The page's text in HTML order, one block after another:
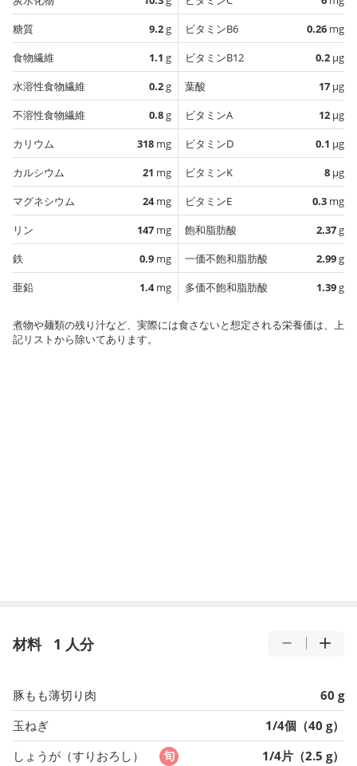
糖質
9.2g
食物繊維
1.1 g
水溶性食物繊維
0.2g
不溶性食物繊維
0.8g
カリウム
318 mg
カルシウム
21 mg
マグネシウム
24mg
リン
147 mg
鉄
0.9 mg
亜鉛
1.4mg
ビタミンB6
0.26 mg
ビタミンB12
0.2 µg
葉酸
17 µg
ビタミンA
12 µg
ビタミンD
0.1 µg
ビタミンK
8 µg
ビタミンE
0.3 mg
飽和脂肪酸
2.37g
一価不飽和脂肪酸
2.99g
多価不飽和脂肪酸
1.39g
煮物や麺類の残り汁など、実際には食さないと想定される栄養価は、上
記リストから除いてあります。
材料 1 人分
豚もも薄切り肉
60 g
玉ねぎ
1/4個（40 g）
しょうが（すりおろし）
1/4片（2.5 g）